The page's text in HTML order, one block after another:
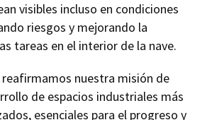
visibles incluso en condiciones
riesgos y mejorando la
tareas en el interior de la nave.
nuestra misión de
de espacios industriales más
esenciales para el progreso y